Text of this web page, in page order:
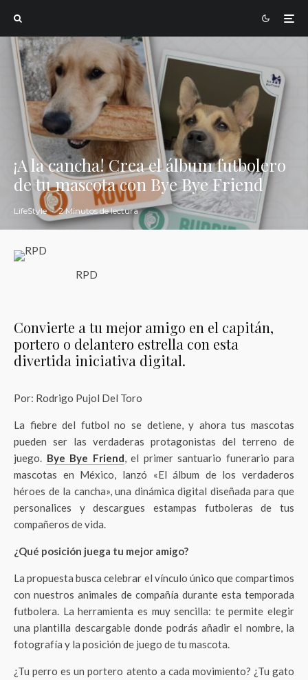
¡A la cancha! Crea el álbum futbolero
de tu mascota con Bye Bye Friend
LifeStyle · 2 Minutos de lectura
RPD
Convierte a tu mejor amigo en el capitán,
portero o delantero estrella con esta
divertida iniciativa digital.
Por: Rodrigo Pujol Del Toro
La fiebre del futbol no se detiene, y ahora tus mascotas
pueden ser las verdaderas protagonistas del terreno de
juego. Bye Bye Friend, el primer santuario funerario para
mascotas en México, lanzó «El álbum de los verdaderos
héroes de la cancha», una dinámica digital diseñada para que
personalices y descargues estampas futboleras de tus
compañeros de vida.
¿Qué posición juega tu mejor amigo?
La propuesta busca celebrar el vínculo único que compartimos
con nuestros animales de compañía durante esta temporada
futbolera. La herramienta es muy sencilla: te permite elegir
una plantilla descargable donde podrás añadir el nombre, la
fotografía y la posición de juego de tu mascota.
¿Tu perro es un portero atento a cada movimiento? ¿Tu gato